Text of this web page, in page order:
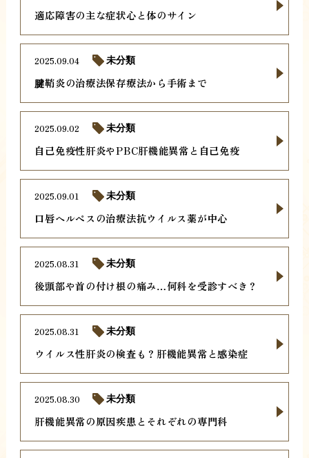
適応障害の主な症状心と体のサイン
腱鞘炎の治療法保存療法から手術まで
2025.09.04 未分類
自己免疫性肝炎やPBC肝機能異常と自己免疫
2025.09.02 未分類
口唇ヘルペスの治療法抗ウイルス薬が中心
2025.09.01 未分類
後頭部や首の付け根の痛み…何科を受診すべき？
2025.08.31 未分類
ウイルス性肝炎の検査も？肝機能異常と感染症
2025.08.31 未分類
肝機能異常の原因疾患とそれぞれの専門科
2025.08.30 未分類